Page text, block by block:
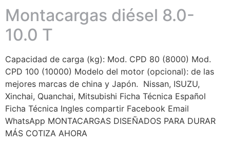
Montacargas diésel 8.0-
10.0 T
Capacidad de carga (kg): Mod. CPD 80 (8000) Mod.
CPD 100 (10000) Modelo del motor (opcional): de las
mejores marcas de china y Japón. Nissan, ISUZU,
Xinchai, Quanchai, Mitsubishi Ficha Técnica Español
Ficha Técnica Ingles compartir Facebook Email
WhatsApp MONTACARGAS DISEÑADOS PARA DURAR
MÁS COTIZA AHORA